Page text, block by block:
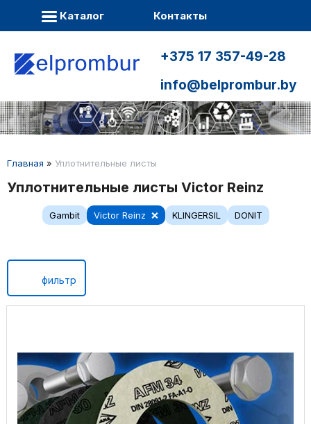
Каталог Контакты
+375 17 357-49-28
info@belprombur.by
Главная » Уплотнительные листы
Уплотнительные листы Victor Reinz
Gambit Victor Reinz KLINGERSIL DONIT
фильтр